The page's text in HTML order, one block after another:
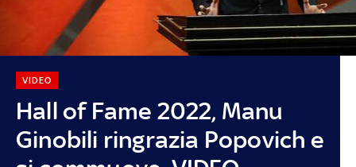
Hall of Fame 2022, Manu
Ginobili ringrazia Popovich e
VIDEO